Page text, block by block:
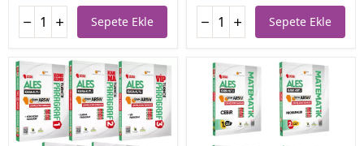
Sepete Ekle Sepete Ekle